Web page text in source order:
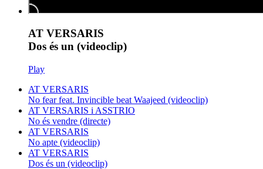
AT VERSARIS
Dos és un (videoclip)
Play
AT VERSARIS
No fear feat. Invincible beat Waajeed (videoclip)
AT VERSARIS i ASSTRIO
No és vendre (directe)
AT VERSARIS
No apte (videoclip)
AT VERSARIS
Dos és un (videoclip)